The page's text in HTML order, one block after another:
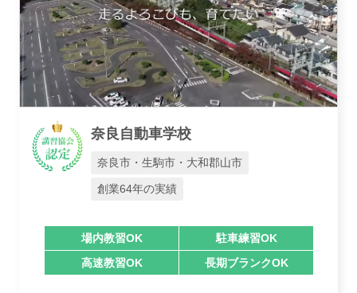
奈良自動車学校
奈良市・生駒市・大和郡山市
創業64年の実績
場内教習OK
駐車練習OK
高速教習OK
長期ブランクOK